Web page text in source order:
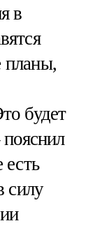
в
планы,
будет
силу